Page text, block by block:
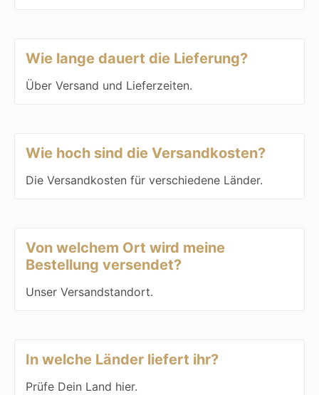
Wie lange dauert die Lieferung?
Über Versand und Lieferzeiten.
Wie hoch sind die Versandkosten?
Die Versandkosten für verschiedene Länder.
Von welchem Ort wird meine
Bestellung versendet?
Unser Versandstandort.
In welche Länder liefert ihr?
Prüfe Dein Land hier.